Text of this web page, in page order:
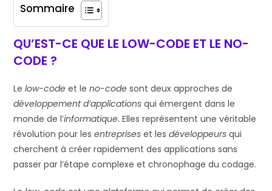
Sommaire
QU’EST-CE QUE LE LOW-CODE ET LE NO-
CODE ?
Lelow-code et leno-code sont deux approches de
développement d’applications qui émergent dans le
monde de l’informatique. Elles représentent une véritable
révolution pour lesentreprises et lesdéveloppeurs qui
cherchent à créer rapidement des applications sans
passer par l’étape complexe et chronophage du codage.